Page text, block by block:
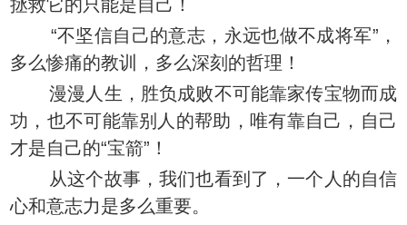
拯救它的只能是自己！
“不坚信自己的意志，永远也做不成将军”，
多么惨痛的教训，多么深刻的哲理！
漫漫人生，胜负成败不可能靠家传宝物而成
功，也不可能靠别人的帮助，唯有靠自己，自己
才是自己的“宝箭”！
从这个故事，我们也看到了，一个人的自信
心和意志力是多么重要。